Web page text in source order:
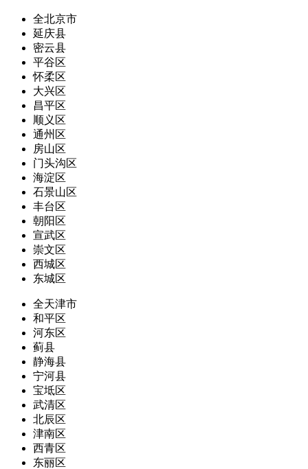
全北京市
延庆县
密云县
平谷区
怀柔区
大兴区
昌平区
顺义区
通州区
房山区
门头沟区
海淀区
石景山区
丰台区
朝阳区
宣武区
崇文区
西城区
东城区
全天津市
和平区
河东区
蓟县
静海县
宁河县
宝坻区
武清区
北辰区
津南区
西青区
东丽区